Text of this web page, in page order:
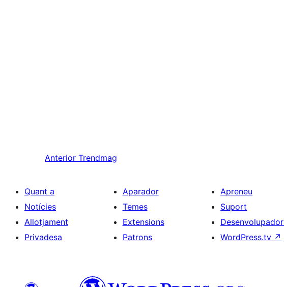
Anterior Trendmag
Quant a
Notícies
Allotjament
Privadesa
Aparador
Temes
Extensions
Patrons
Apreneu
Suport
WordPress.tv ↗